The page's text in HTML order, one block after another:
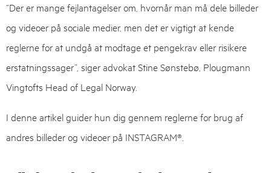
“Der er mange fejlantagelser om, hvornår man må dele billeder
og videoer på sociale medier, men det er vigtigt at kende
reglerne for at undgå at modtage et pengekrav eller risikere
erstatningssager”, siger advokat Stine Sønstebø, Plougmann
Vingtofts Head of Legal Norway.
I denne artikel guider hun dig gennem reglerne for brug af
andres billeder og videoer på INSTAGRAM®.